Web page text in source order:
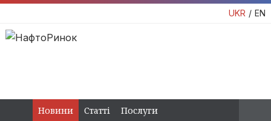
UKR EN
Новини Статті Послуги